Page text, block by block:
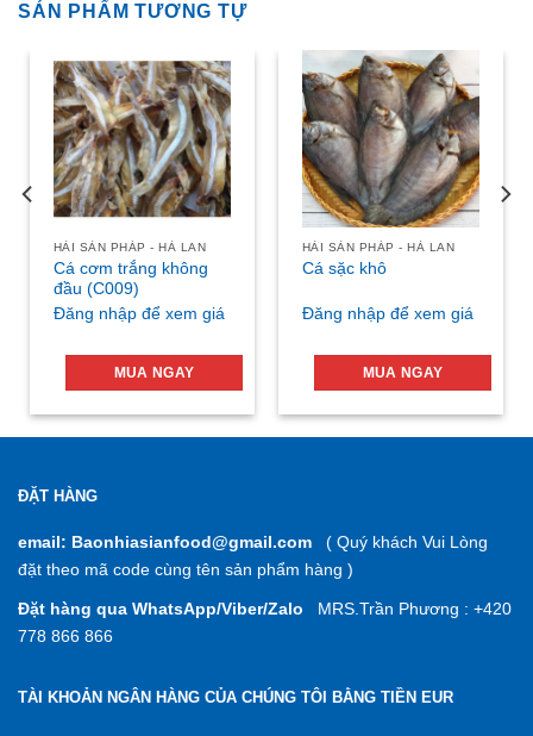
SẢN PHẨM TƯƠNG TỰ
HẢI SẢN PHÁP - HÀ LAN
Cá cơm trắng không
đầu (C009)
Đăng nhập để xem giá
MUA NGAY
HẢI SẢN PHÁP - HÀ LAN
Cá sặc khô
Đăng nhập để xem giá
MUA NGAY
ĐẶT HÀNG
email: Baonhiasianfood@gmail.com ( Quý khách Vui Lòng
đặt theo mã code cùng tên sản phẩm hàng )
Đặt hàng qua WhatsApp/Viber/Zalo MRS.Trần Phương : +420
778 866 866
TÀI KHOẢN NGÂN HÀNG CỦA CHÚNG TÔI BẰNG TIỀN EUR